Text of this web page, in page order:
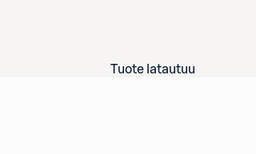
Tuote latautuu